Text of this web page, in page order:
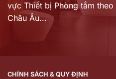
vực Thiết bị Phòng tắm theo
Châu Âu...
CHÍNH SÁCH & QUY ĐỊNH